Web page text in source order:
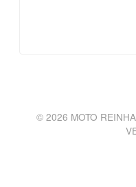
© 2026 MOTO